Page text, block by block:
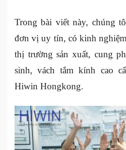
Trong bài viết này, chúng
đơn vị uy tín, có kinh
thị trường sản xuất, cung
sinh, vách tắm kính cao
Hiwin Hongkong.